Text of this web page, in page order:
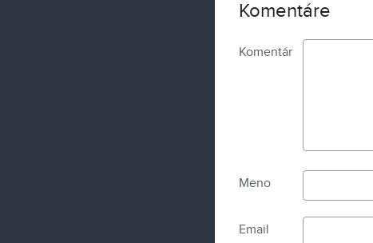
Komentáre
Komentár
Meno
Email